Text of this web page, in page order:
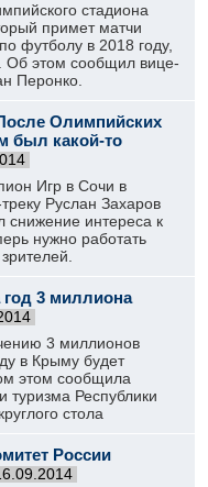
стадиона
примет матчи
футболу в 2018 году,
Об этом сообщил вице-
Перонко.
Олимпийских
был какой-то
Игр в Сочи в
Руслан Захаров
снижение интереса к
нужно работать
год 3 миллиона
3 миллионов
в Крыму будет
этом сообщила
туризма Республики
стола
России